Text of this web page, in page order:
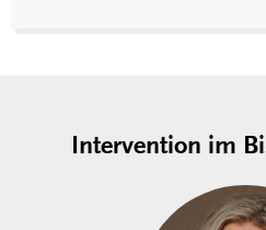
Intervention im